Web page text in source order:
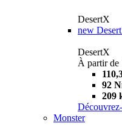
DesertX
new
DesertX
À partir de
92
209
Monster